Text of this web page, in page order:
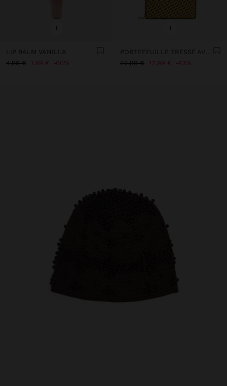
+
LIP BALM VANILLA
4,99 €
1,99 € 60%
+
PORTEFEUILLE TRESSÉ AVEC FERMETURE ÉCLAIR
22,99 €
12,99 € 43%